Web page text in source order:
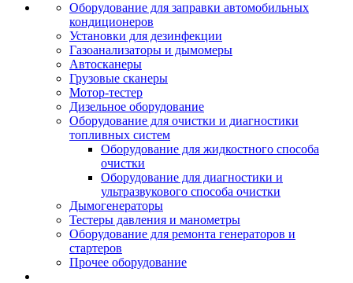
Оборудование для заправки автомобильных
кондиционеров
Установки для дезинфекции
Газоанализаторы и дымомеры
Автосканеры
Грузовые сканеры
Мотор-тестер
Дизельное оборудование
Оборудование для очистки и диагностики
топливных систем
Оборудование для жидкостного способа
очистки
Оборудование для диагностики и
ультразвукового способа очистки
Дымогенераторы
Тестеры давления и манометры
Оборудование для ремонта генераторов и
стартеров
Прочее оборудование